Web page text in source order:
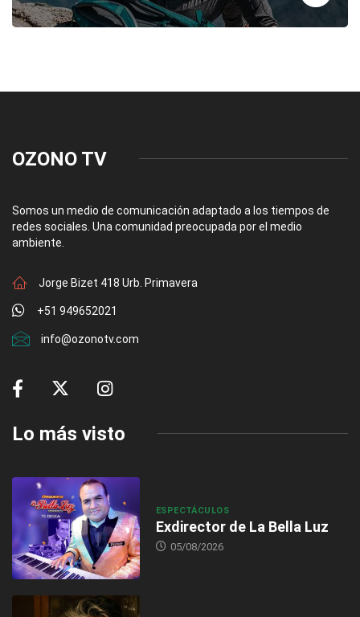
OZONO TV
Somos un medio de comunicación adaptado a los tiempos de
redes sociales. Una comunidad preocupada por el medio
ambiente.
Jorge Bizet 418 Urb. Primavera
+51 949652021
info@ozonotv.com
Lo más visto
ESPECTÁCULOS
Exdirector de La Bella Luz
05/08/2026